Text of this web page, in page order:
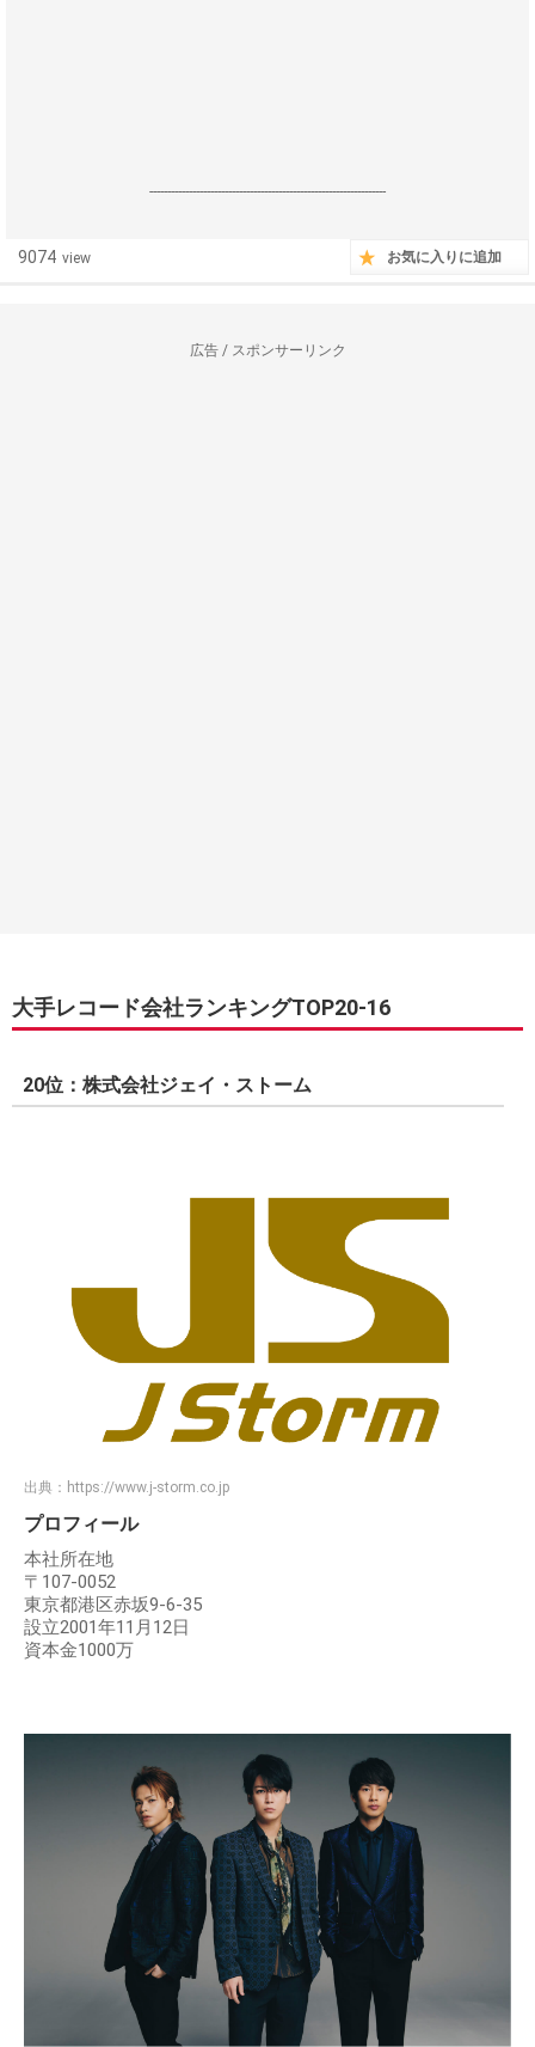
------------------------------------------------------------------
9074 view お気に入りに追加
広告 / スポンサーリンク
大手レコード会社ランキングTOP20-16
20位：株式会社ジェイ・ストーム
出典： https://www.j-storm.co.jp
プロフィール
本社所在地
〒107-0052
東京都港区赤坂9-6-35
設立2001年11月12日
資本金1000万